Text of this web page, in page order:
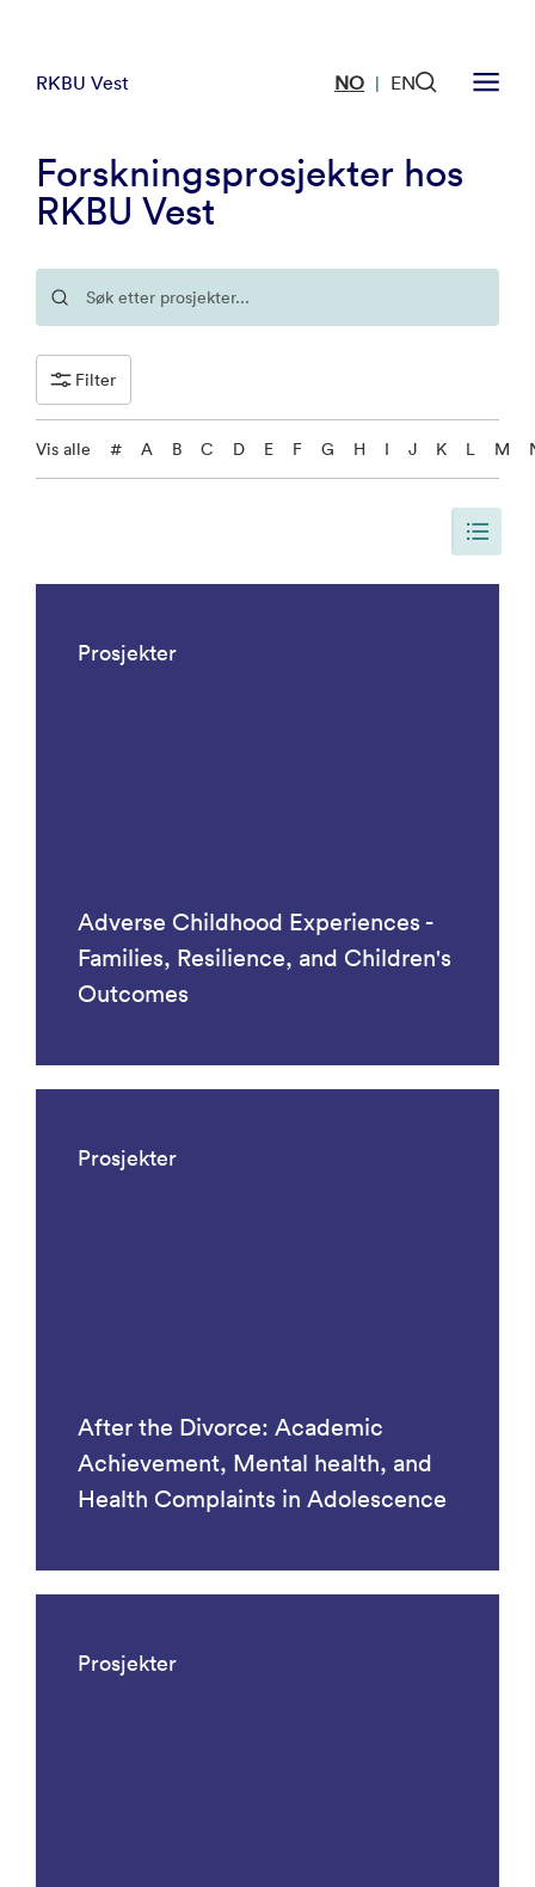
RKBU Vest NO | EN
Forskningsprosjekter hos
RKBU Vest
Filter
Vis alle # A B C D E F G H I J K L M
Prosjekter
Adverse Childhood Experiences -
Families, Resilience, and Children's
Outcomes
Prosjekter
After the Divorce: Academic
Achievement, Mental health, and
Health Complaints in Adolescence
Prosjekter